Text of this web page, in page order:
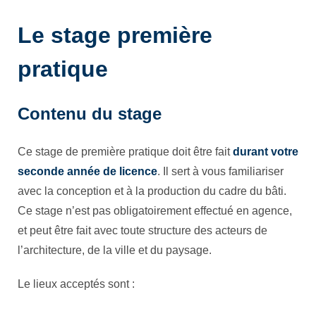
Le stage première
pratique
Contenu du stage
Ce stage de première pratique doit être faitdurant votre
seconde année de licence. Il sert à vous familiariser
avec la conception et à la production du cadre du bâti.
Ce stage n’est pas obligatoirement effectué en agence,
et peut être fait avec toute structure des acteurs de
l’architecture, de la ville et du paysage.
Le lieux acceptés sont :